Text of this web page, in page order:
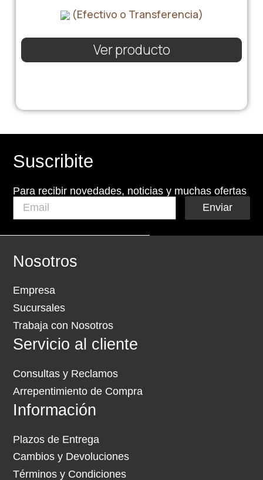
(Efectivo o Transferencia)
Ver producto
Suscribite
Para recibir novedades, noticias y muchas ofertas
Enviar
Nosotros
Empresa
Sucursales
Trabaja con Nosotros
Servicio al cliente
Consultas y Reclamos
Arrepentimiento de Compra
Información
Plazos de Entrega
Cambios y Devoluciones
Términos y Condiciones